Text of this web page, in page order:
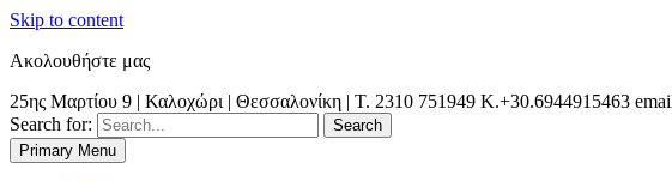
Skip to content
Ακολουθήστε μας
25ης Μαρτίου 9 | Καλοχώρι | Θεσσαλονίκη | Τ. 2310 751949 K.+30.6944915463
Search for:
Θεσσαλονίκη | Χαλκιδική | Κιλκίς | Καβάλα| Σέρρες | Δράμα | Ξάνθη |
Primary Menu